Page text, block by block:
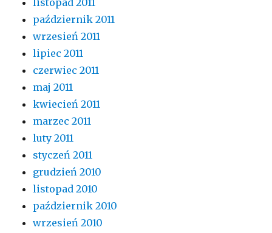
listopad 2011
październik 2011
wrzesień 2011
lipiec 2011
czerwiec 2011
maj 2011
kwiecień 2011
marzec 2011
luty 2011
styczeń 2011
grudzień 2010
listopad 2010
październik 2010
wrzesień 2010